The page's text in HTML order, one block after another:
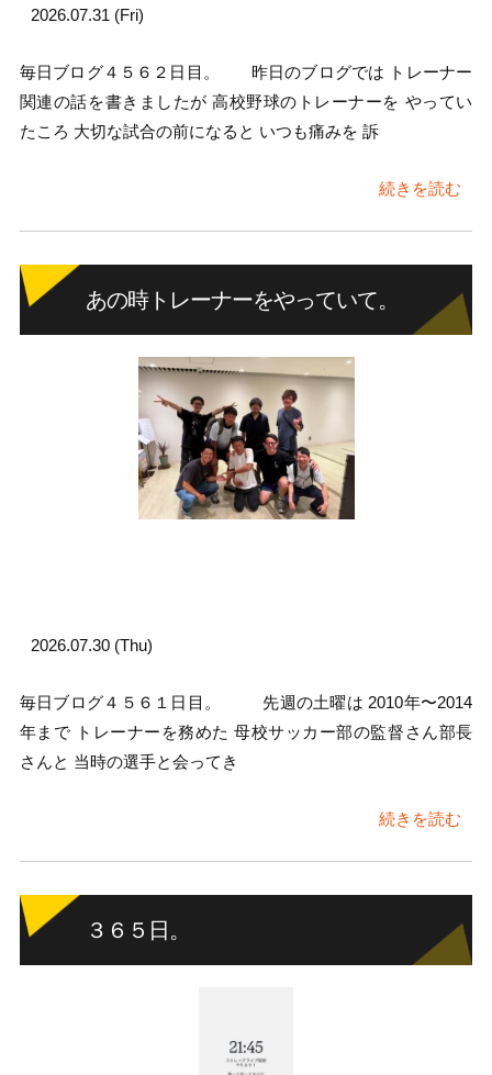
2026.07.31 (Fri)
毎日ブログ４５６２日目。 昨日のブログでは トレーナー
関連の話を書きましたが 高校野球のトレーナーを やってい
たころ 大切な試合の前になると いつも痛みを 訴
続きを読む
あの時トレーナーをやっていて。
2026.07.30 (Thu)
毎日ブログ４５６１日目。 先週の土曜は 2010年〜2014
年まで トレーナーを務めた 母校サッカー部の監督さん部長
さんと 当時の選手と会ってき
続きを読む
３６５日。